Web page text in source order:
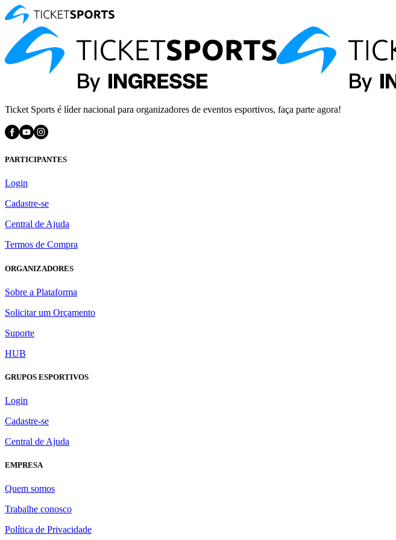
Ticket Sports é líder nacional para organizadores de eventos esportivos, faça parte agora!
PARTICIPANTES
Login
Cadastre-se
Central de Ajuda
Termos de Compra
ORGANIZADORES
Sobre a Plataforma
Solicitar um Orçamento
Suporte
HUB
GRUPOS ESPORTIVOS
Login
Cadastre-se
Central de Ajuda
EMPRESA
Quem somos
Trabalhe conosco
Política de Privacidade